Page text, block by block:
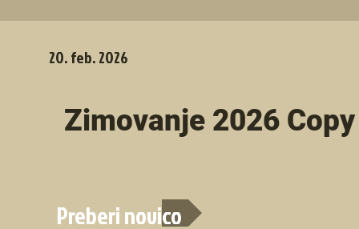
20. feb. 2026
Zimovanje 2026 Copy
Preberi novico